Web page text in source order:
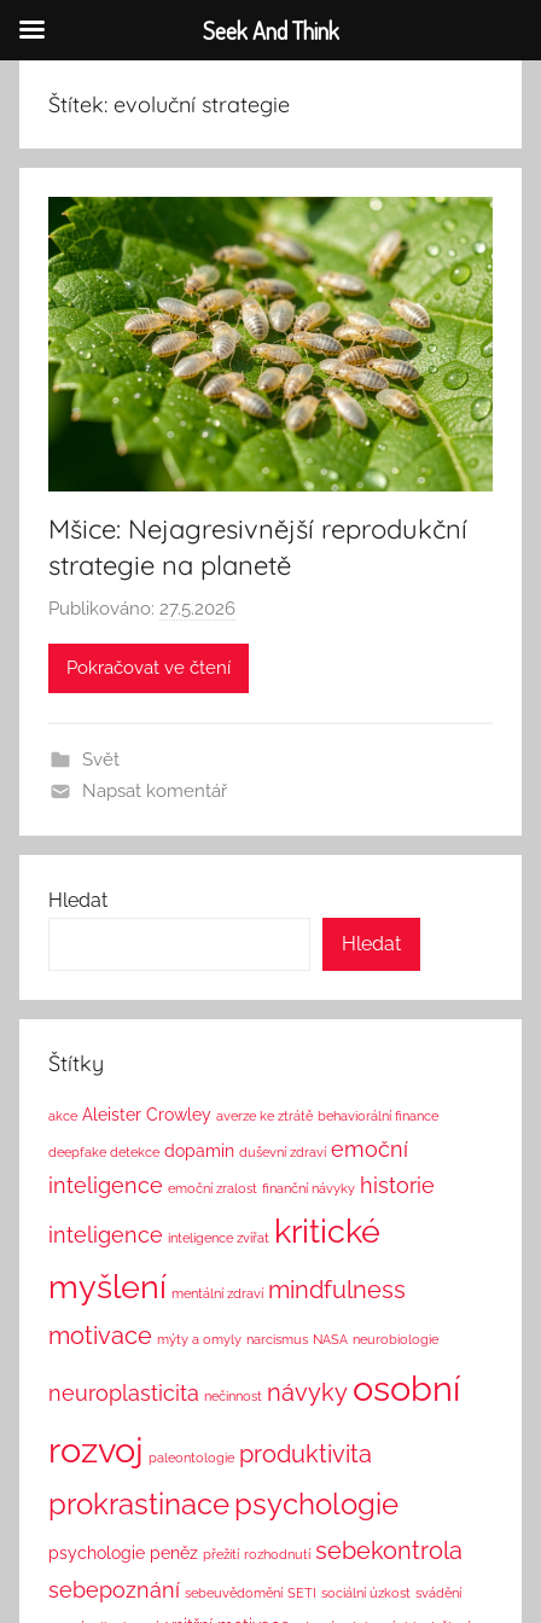
obsahu
Štítek: evoluční strategie
Mšice: Nejagresivnější reprodukční
strategie na planetě
Publikováno: 27.5.2026
u
e
T
n
Pokračovat ve čtení
Svět
Napsat komentář
Hledat
Hledat
Štítky
akce Aleister Crowley averze ke ztrátě behaviorální finance
deepfake detekce dopamin duševní zdraví emoční
inteligence emoční zralost finanční návyky historie
inteligence inteligence zvířat kritické
myšlení mentální zdraví mindfulness
motivace mýty a omyly narcismus NASA neurobiologie
neuroplasticita nečinnost návyky osobní
rozvoj paleontologie produktivita
prokrastinacepsychologie
psychologie peněz přežití rozhodnutí sebekontrola
sebepoznání sebeuvědomění SETI sociální úzkost svádění
Seek And Think